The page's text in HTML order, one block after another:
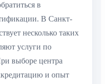
в
В Санкт-
несколько таких
услуги по
выборе центра
и опыт